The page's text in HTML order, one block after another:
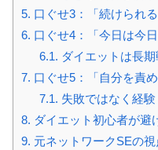
5. 口ぐせ3：「続けられ
6. 口ぐせ4：「今日は今日
6.1. ダイエットは長期
7. 口ぐせ5：「自分を責め
7.1. 失敗ではなく経験
8. ダイエット初心者が避
9. 元ネットワークSEの